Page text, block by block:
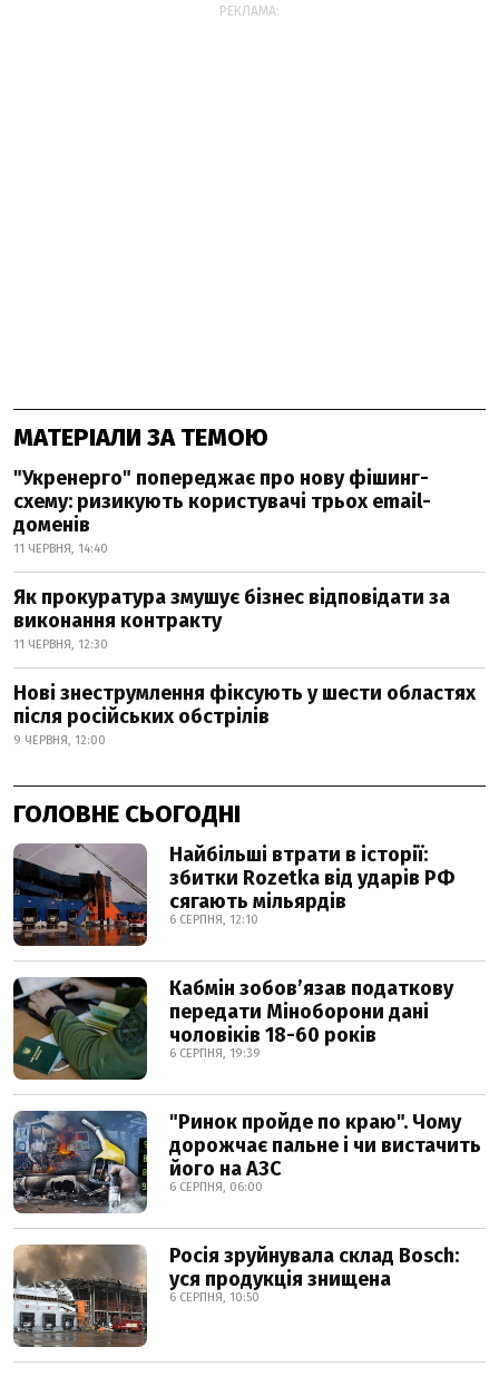
РЕКЛАМА:
МАТЕРІАЛИ ЗА ТЕМОЮ
"Укренерго" попереджає про нову фішинг-
схему: ризикують користувачі трьох email-
доменів
11 ЧЕРВНЯ, 14:40
Як прокуратура змушує бізнес відповідати за
виконання контракту
11 ЧЕРВНЯ, 12:30
Нові знеструмлення фіксують у шести областях
після російських обстрілів
9 ЧЕРВНЯ, 12:00
ГОЛОВНЕ СЬОГОДНІ
Найбільші втрати в історії:
збитки Rozetka від ударів РФ
сягають мільярдів
6 СЕРПНЯ, 12:10
Кабмін зобовʼязав податкову
передати Міноборони дані
чоловіків 18-60 років
6 СЕРПНЯ, 19:39
"Ринок пройде по краю". Чому
дорожчає пальне і чи вистачить
його на АЗС
6 СЕРПНЯ, 06:00
Росія зруйнувала склад Bosch:
уся продукція знищена
6 СЕРПНЯ, 10:50